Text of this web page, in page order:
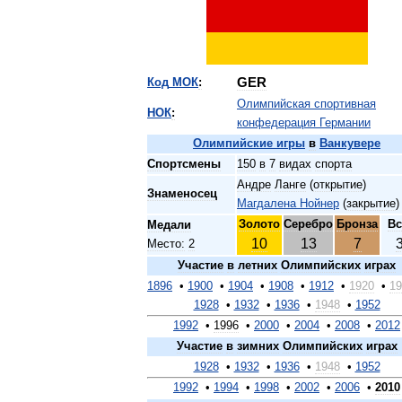
Код МОК: GER
НОК:
Олимпийская спортивная
конфедерация
Германии
Олимпийские игры в Ванкувере
Спортсмены
150 в 7 видах спорта
Знаменосец
Андре Ланге (открытие)
Магдалена Нойнер (закрытие)
Медали
Место: 2
Золото
10
Серебро
13
Бронза
7
Участие в летних Олимпийских играх
1896 • 1900 • 1904 • 1908 • 1912 • 1920 •
1928• 1932• 1936• 1948• 1952
1992 • 1996 • 2000 • 2004 • 2008 • 2012
Участие в зимних Олимпийских играх
1928• 1932• 1936• 1948• 1952
1992 • 1994 • 1998 • 2002 • 2006 • 2010